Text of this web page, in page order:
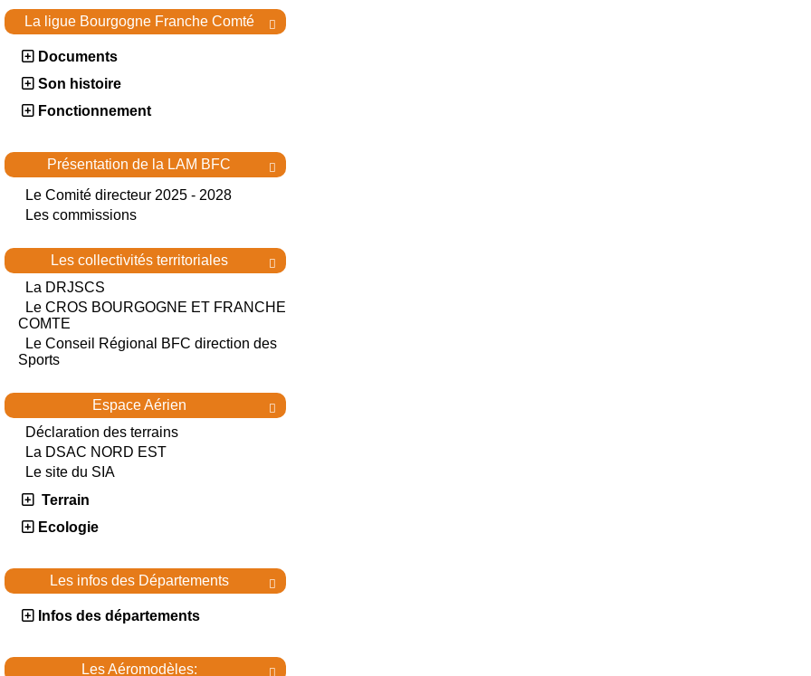

La ligue Bourgogne Franche Comté
Documents
Son histoire
Fonctionnement

Présentation de la LAM BFC
Le Comité directeur 2025 - 2028
Les commissions

Les collectivités territoriales
La DRJSCS
Le CROS BOURGOGNE ET FRANCHE
COMTE
Le Conseil Régional BFC direction des
Sports

Espace Aérien
Déclaration des terrains
La DSAC NORD EST
Le site du SIA
Terrain
Ecologie

Les infos des Départements
Infos des départements

Les Aéromodèles: